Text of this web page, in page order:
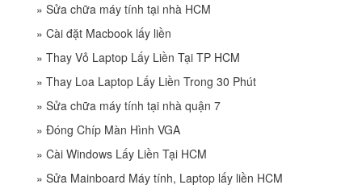
» Sửa chữa máy tính tại nhà HCM
» Cài đặt Macbook lấy liền
» Thay Vỏ Laptop Lấy Liền Tại TP HCM
» Thay Loa Laptop Lấy Liền Trong 30 Phút
» Sửa chữa máy tính tại nhà quận 7
» Đóng Chíp Màn Hình VGA
» Cài Windows Lấy Liền Tại HCM
» Sửa Mainboard Máy tính, Laptop lấy liền HCM